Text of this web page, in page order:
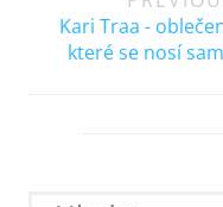
navigation
Kari Traa -
které se nosí